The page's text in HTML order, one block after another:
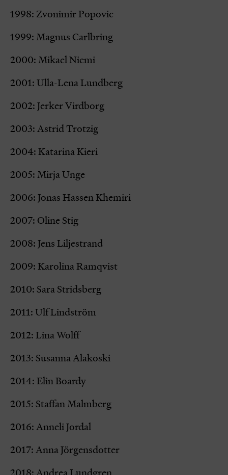
1998: Zvonimir Popovic
1999: Magnus Carlbring
2000: Mikael Niemi
2001: Ulla-Lena Lundberg
2002: Jerker Virdborg
2003: Astrid Trotzig
2004: Katarina Kieri
2005: Mirja Unge
2006: Jonas Hassen Khemiri
2007: Oline Stig
2008: Jens Liljestrand
2009: Karolina Ramqvist
2010: Sara Stridsberg
2011: Ulf Lindström
2012: Lina Wolff
2013: Susanna Alakoski
2014: Elin Boardy
2015: Staffan Malmberg
2016: Anneli Jordal
2017: Anna Jörgensdotter